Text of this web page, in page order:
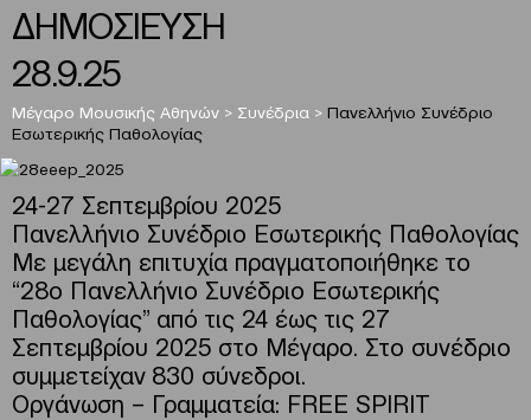
ΔΗΜΟΣΙΕΥΣΗ
28.9.25
Μέγαρο Μουσικής Αθηνών > Συνέδρια > Πανελλήνιο Συνέδριο
Εσωτερικής Παθολογίας
24-27 Σεπτεμβρίου 2025
Πανελλήνιο Συνέδριο Εσωτερικής Παθολογίας
Με μεγάλη επιτυχία πραγματοποιήθηκε τo
“28ο Πανελλήνιο Συνέδριο Εσωτερικής
Παθολογίας” από τις 24 έως τις 27
Σεπτεμβρίου 2025 στο Μέγαρο. Στο συνέδριο
συμμετείχαν 830 σύνεδροι.
Οργάνωση – Γραμματεία: FREE SPIRIT